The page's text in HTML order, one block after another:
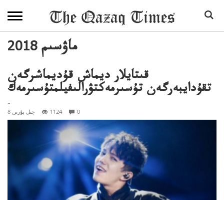
2018 ماۋسىم
قىتايلار ديماش قۇديماشرگەن
تقۇدايبەرگەن تۇسىرمەكتۋرالىفيلمتۇسىرمەك
..
8 جىل بۇرىن 1124 0